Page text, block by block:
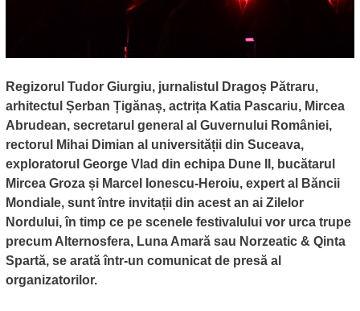
Regizorul Tudor Giurgiu, jurnalistul Dragoș Pătraru,
arhitectul Șerban Țigănaș, actrița Katia Pascariu, Mircea
Abrudean, secretarul general al Guvernului României,
rectorul Mihai Dimian al universității din Suceava,
exploratorul George Vlad din echipa Dune II, bucătarul
Mircea Groza și Marcel Ionescu-Heroiu, expert al Băncii
Mondiale, sunt între invitații din acest an ai Zilelor
Nordului, în timp ce pe scenele festivalului vor urca trupe
precum Alternosfera, Luna Amară sau Norzeatic & Qinta
Spartă, se arată într-un comunicat de presă al
organizatorilor.